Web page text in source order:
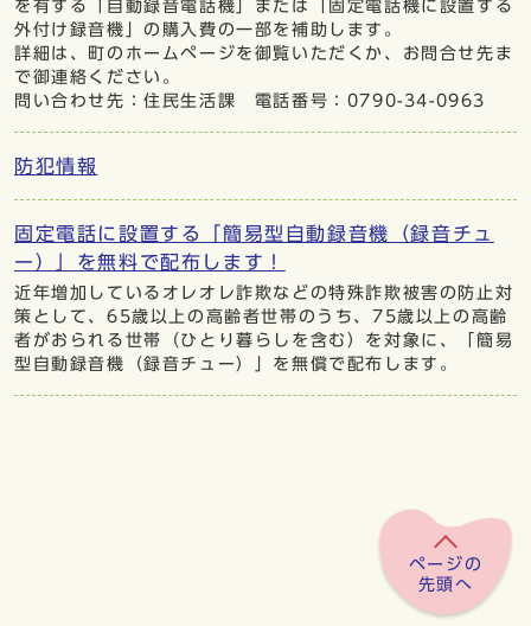
を有する「自動録音電話機」または「固定電話機に設置する
外付け録音機」の購入費の一部を補助します。
詳細は、町のホームページを御覧いただくか、お問合せ先ま
で御連絡ください。
問い合わせ先：住民生活課 電話番号：0790-34-0963
防犯情報
固定電話に設置する「簡易型自動録音機（録音チュ
ー）」を無料で配布します！
近年増加しているオレオレ詐欺などの特殊詐欺被害の防止対
策として、65歳以上の高齢者世帯のうち、75歳以上の高齢
者がおられる世帯（ひとり暮らしを含む）を対象に、「簡易
型自動録音機（録音チュー）」を無償で配布します。
ページの
先頭へ